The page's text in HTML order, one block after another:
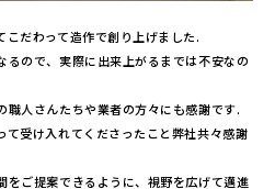
こだわって造作で創り上げました.
るので、実際に出来上がるまでは不安なの
職人さんたちや業者の方々にも感謝です.
て受け入れてくださったこと弊社共々感謝
をご提案できるように、視野を広げて邁進